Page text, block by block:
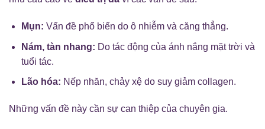
Mụn: Vấn đề phổ biến do ô nhiễm và căng thẳng.
Nám, tàn nhang: Do tác động của ánh nắng mặt trời và
tuổi tác.
Lão hóa: Nếp nhăn, chảy xệ do suy giảm collagen.
Những vấn đề này cần sự can thiệp của chuyên gia.